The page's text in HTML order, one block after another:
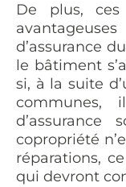
De plus, ces
d’assurance
le bâtiment
si, à la suite
communes,
copropriété
réparations,
qui devront